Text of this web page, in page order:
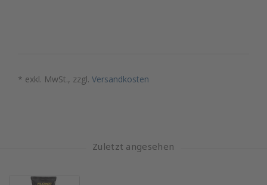
* exkl. MwSt., zzgl. Versandkosten
Zuletzt angesehen